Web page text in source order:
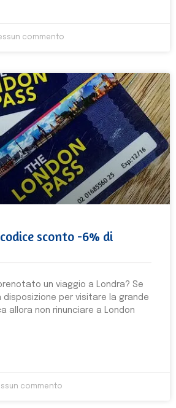
commento
sconto -6% di
un viaggio a Londra? Se
disposizione per visitare la grande
allora non rinunciare a London
commento